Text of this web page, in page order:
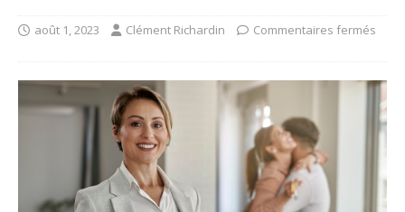
août 1, 2023 Clément Richardin Commentaires fermés